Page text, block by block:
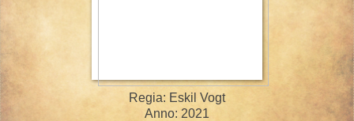
Regia: Eskil Vogt
Anno: 2021